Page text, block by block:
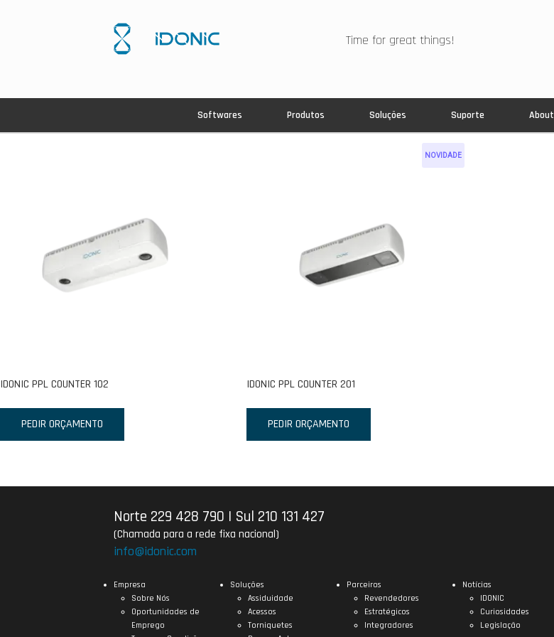
Time for great things!
Softwares Produtos Soluções Suporte About
IDONIC PPL COUNTER 102
PEDIR ORÇAMENTO
NOVIDADE
IDONIC PPL COUNTER 201
PEDIR ORÇAMENTO
Norte 229 428 790 | Sul 210 131 427
(Chamada para a rede fixa nacional)
info@idonic.com
Empresa
Sobre Nós
Oportunidades de
Emprego
Soluções
Assiduidade
Acessos
Torniquetes
Parceiros
Revendedores
Estratégicos
Integradores
Notícias
IDONIC
Curiosidades
Legislação